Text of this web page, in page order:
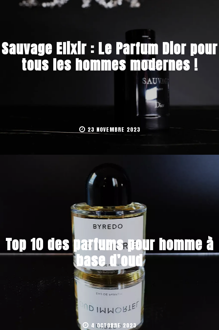
Sauvage Elixir : Le Parfum Dior pour
tous les hommes modernes !
23 NOVEMBRE 2023
Top 10 des parfums pour homme à
base d’oud
4 OCTOBRE 2023